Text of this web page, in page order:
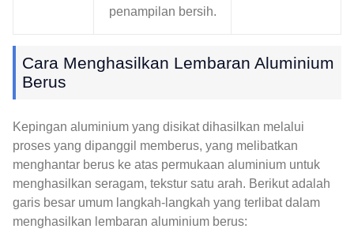
penampilan bersih.
Cara Menghasilkan Lembaran Aluminium
Berus
Kepingan aluminium yang disikat dihasilkan melalui
proses yang dipanggil memberus, yang melibatkan
menghantar berus ke atas permukaan aluminium untuk
menghasilkan seragam, tekstur satu arah. Berikut adalah
garis besar umum langkah-langkah yang terlibat dalam
menghasilkan lembaran aluminium berus: